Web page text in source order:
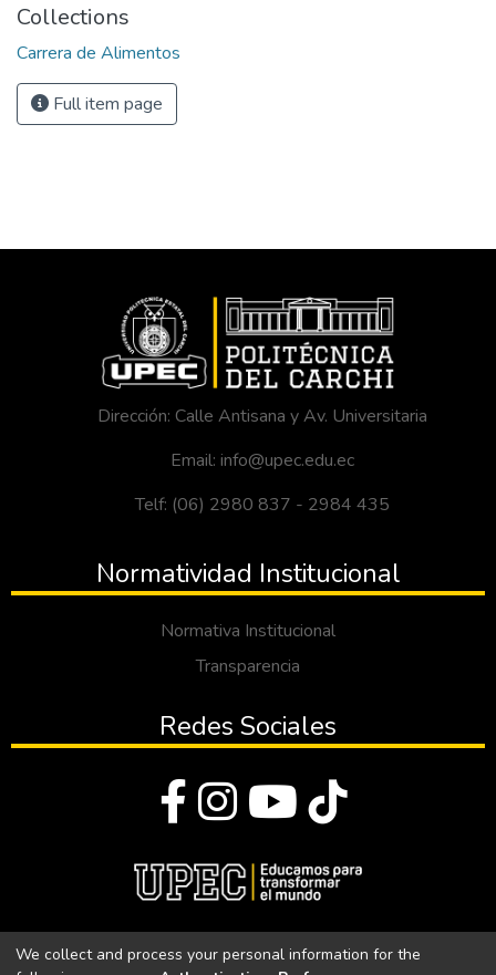
Collections
Carrera de Alimentos
Full item page
Dirección: Calle Antisana y Av. Universitaria
Email: info@upec.edu.ec
Telf: (06) 2980 837 - 2984 435
Normatividad Institucional
Normativa Institucional
Transparencia
Redes Sociales
We collect and process your personal information for the